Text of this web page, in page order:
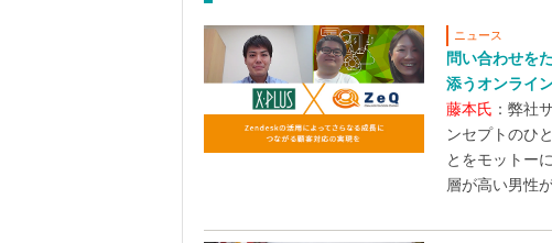
ニュース
問い合わせを
添うオンライ
藤本氏 ：弊社
ンセプトのひ
とをモットー
層が高い男性